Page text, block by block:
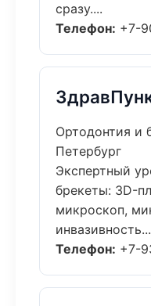
сразу....
Телефон: +7-
Ортодонтия и
Петербург
Экспертный
брекеты: 3D-
микроскоп,
Телефон: +7-